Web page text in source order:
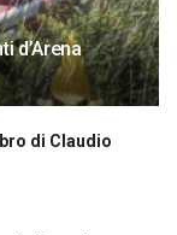
d’Arena
di Claudio